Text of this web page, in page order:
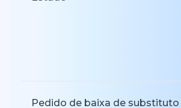
Pedido de baixa de substituto